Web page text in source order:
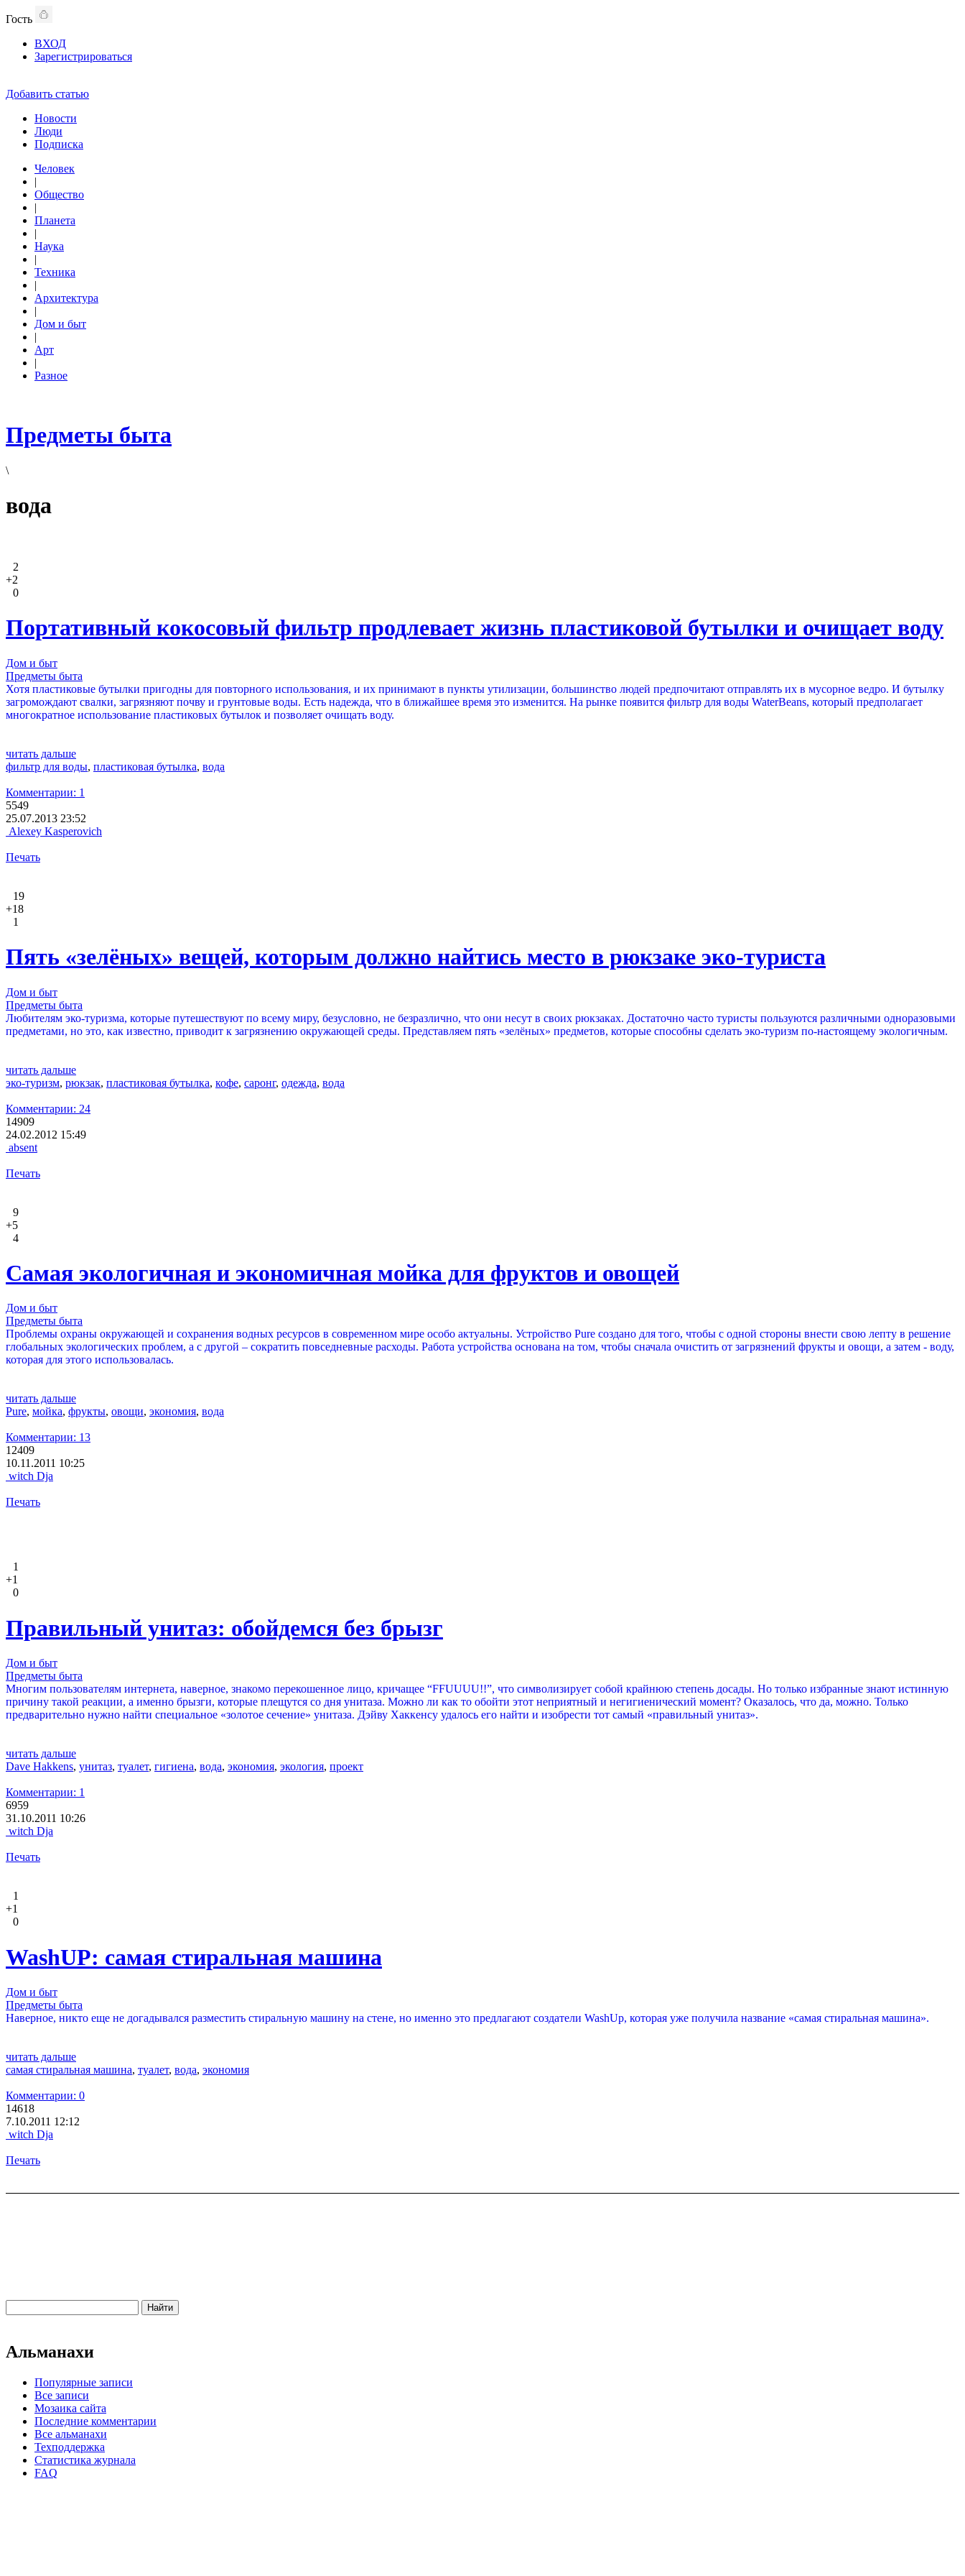
Гость
ВХОД
Зарегистрироваться
Добавить статью
Новости
Люди
Подписка
Человек
|
Общество
|
Планета
|
Наука
|
Техника
|
Архитектура
|
Дом и быт
|
Арт
|
Разное
Предметы быта
\
вода
2
+2
0
Портативный кокосовый фильтр продлевает жизнь пластиковой бутылки и очищает воду
Дом и быт
Предметы быта
Хотя пластиковые бутылки пригодны для повторного использования, и их принимают в пункты утилизации, большинство людей предпочитают отправлять их в мусорное ведро. И бутылку
загромождают свалки, загрязняют почву и грунтовые воды. Есть надежда, что в ближайшее время это изменится. На рынке появится фильтр для воды WaterBeans, который предполагает
многократное использование пластиковых бутылок и позволяет очищать воду.
читать дальше
фильтр для воды, пластиковая бутылка, вода
Комментарии: 1
5549
25.07.2013 23:52
Alexey Kasperovich
Печать
19
+18
1
Пять «зелёных» вещей, которым должно найтись место в рюкзаке эко-туриста
Дом и быт
Предметы быта
Любителям эко-туризма, которые путешествуют по всему миру, безусловно, не безразлично, что они несут в своих рюкзаках. Достаточно часто туристы пользуются различными одноразовыми
предметами, но это, как известно, приводит к загрязнению окружающей среды. Представляем пять «зелёных» предметов, которые способны сделать эко-туризм по-настоящему экологичным.
читать дальше
эко-туризм, рюкзак, пластиковая бутылка, кофе, саронг, одежда, вода
Комментарии: 24
14909
24.02.2012 15:49
absent
Печать
9
+5
4
Самая экологичная и экономичная мойка для фруктов и овощей
Дом и быт
Предметы быта
Проблемы охраны окружающей и сохранения водных ресурсов в современном мире особо актуальны. Устройство Pure создано для того, чтобы с одной стороны внести свою лепту в решение
глобальных экологических проблем, а с другой – сократить повседневные расходы. Работа устройства основана на том, чтобы сначала очистить от загрязнений фрукты и овощи, а затем - воду,
которая для этого использовалась.
читать дальше
Pure, мойка, фрукты, овощи, экономия, вода
Комментарии: 13
12409
10.11.2011 10:25
witch Dja
Печать
1
+1
0
Правильный унитаз: обойдемся без брызг
Дом и быт
Предметы быта
Многим пользователям интернета, наверное, знакомо перекошенное лицо, кричащее “FFUUUU!!”, что символизирует собой крайнюю степень досады. Но только избранные знают истинную
причину такой реакции, а именно брызги, которые плещутся со дня унитаза. Можно ли как то обойти этот неприятный и негигиенический момент? Оказалось, что да, можно. Только
предварительно нужно найти специальное «золотое сечение» унитаза. Дэйву Хаккенсу удалось его найти и изобрести тот самый «правильный унитаз».
читать дальше
Dave Hakkens, унитаз, туалет, гигиена, вода, экономия, экология, проект
Комментарии: 1
6959
31.10.2011 10:26
witch Dja
Печать
1
+1
0
WashUP: самая стиральная машина
Дом и быт
Предметы быта
Наверное, никто еще не догадывался разместить стиральную машину на стене, но именно это предлагают создатели WashUp, которая уже получила название «самая стиральная машина».
читать дальше
самая стиральная машина, туалет, вода, экономия
Комментарии: 0
14618
7.10.2011 12:12
witch Dja
Печать
Альманахи
Популярные записи
Все записи
Мозаика сайта
Последние комментарии
Все альманахи
Техподдержка
Статистика журнала
FAQ